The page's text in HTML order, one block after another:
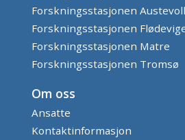
Forskningsstasjonen Austevoll
Forskningsstasjonen
Forskningsstasjonen Matre
Forskningsstasjonen Tromsø
Om oss
Ansatte
Kontaktinformasjon